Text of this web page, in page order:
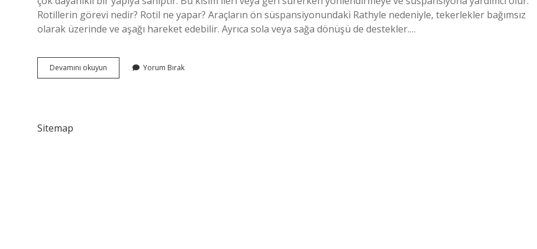
Rotillerin görevi nedir? Rotil ne yapar? Araçların ön süspansiyonundaki Rathyle nedeniyle, tekerlekler bağımsız
olarak üzerinde ve aşağı hareket edebilir. Ayrıca sola veya sağa dönüşü de destekler.…
Devamını okuyun
Önemli
Yorum Bırak
Sitemap